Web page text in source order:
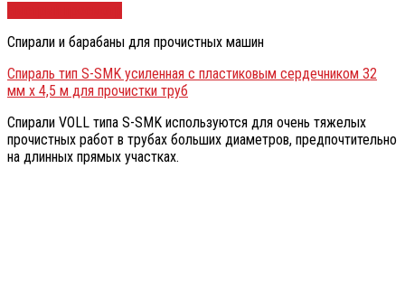
Спирали и барабаны для прочистных машин
Спираль тип S-SMK усиленная с пластиковым сердечником 32
мм х 4,5 м для прочистки труб
Спирали VOLL типа S-SMK используются для очень тяжелых
прочистных работ в трубах больших диаметров, предпочтительно
на длинных прямых участках.